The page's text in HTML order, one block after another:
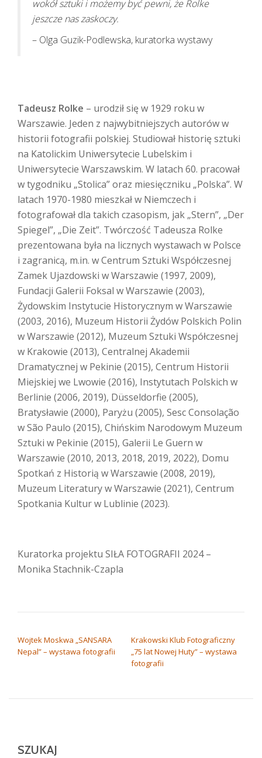
wokół sztuki i możemy być pewni, że Rolke
jeszcze nas zaskoczy.
– Olga Guzik-Podlewska, kuratorka wystawy
Tadeusz Rolke – urodził się w 1929 roku w
Warszawie. Jeden z najwybitniejszych autorów w
historii fotografii polskiej. Studiował historię sztuki
na Katolickim Uniwersytecie Lubelskim i
Uniwersytecie Warszawskim. W latach 60. pracował
w tygodniku „Stolica” oraz miesięczniku „Polska”. W
latach 1970-1980 mieszkał w Niemczech i
fotografował dla takich czasopism, jak „Stern”, „Der
Spiegel”, „Die Zeit”. Twórczość Tadeusza Rolke
prezentowana była na licznych wystawach w Polsce
i zagranicą, m.in. w Centrum Sztuki Współczesnej
Zamek Ujazdowski w Warszawie (1997, 2009),
Fundacji Galerii Foksal w Warszawie (2003),
Żydowskim Instytucie Historycznym w Warszawie
(2003, 2016), Muzeum Historii Żydów Polskich Polin
w Warszawie (2012), Muzeum Sztuki Współczesnej
w Krakowie (2013), Centralnej Akademii
Dramatycznej w Pekinie (2015), Centrum Historii
Miejskiej we Lwowie (2016), Instytutach Polskich w
Berlinie (2006, 2019), Düsseldorfie (2005),
Bratysławie (2000), Paryżu (2005), Sesc Consolação
w São Paulo (2015), Chińskim Narodowym Muzeum
Sztuki w Pekinie (2015), Galerii Le Guern w
Warszawie (2010, 2013, 2018, 2019, 2022), Domu
Spotkań z Historią w Warszawie (2008, 2019),
Muzeum Literatury w Warszawie (2021), Centrum
Spotkania Kultur w Lublinie (2023).
Kuratorka projektu SIŁA FOTOGRAFII 2024 –
Monika Stachnik-Czapla
Wojtek Moskwa „SANSARA
Nepal” – wystawa fotografii
Krakowski Klub Fotograficzny
„75 lat Nowej Huty” – wystawa
fotografii
SZUKAJ